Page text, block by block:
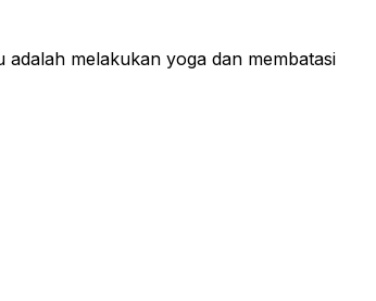
melakukan yoga dan membatasi